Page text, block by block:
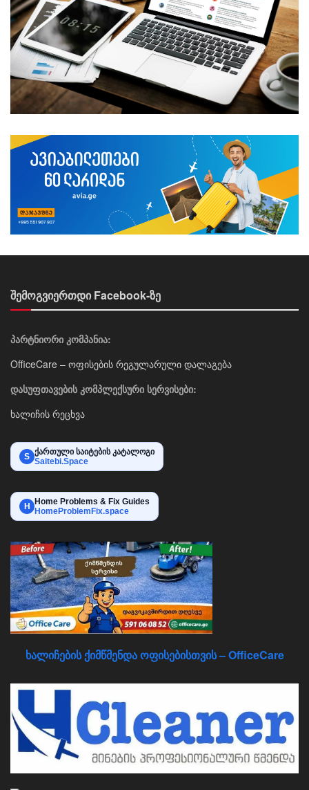
შემოგვიერთდი Facebook-ზე
პარტნიორი კომპანია:
OfficeCare – ოფისების რეგულარული დალაგება
დასუფთავების კომპლექსური სერვისები:
ხალიჩის რეცხვა
S ქართული საიტების კატალოგი
Saitebi.Space
H
Home Problems & Fix Guides
HomeProblemFix.space
ხალიჩების ქიმწმენდა ოფისებისთვის – OfficeCare